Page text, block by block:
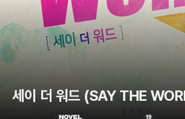
세이 더 워드 (SAY THE